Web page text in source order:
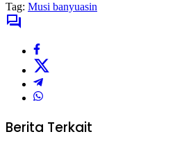
Tag: Musi banyuasin
Berita Terkait